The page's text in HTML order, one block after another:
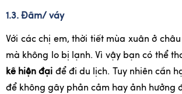
1.3. Đầm/ váy
Với các chị em, thời tiết mùa xuân ở
mà không lo bị lạnh. Vì vậy bạn có thể
kế hiện đại để đi du lịch. Tuy nhiên cần
để không gây phản cảm hay ảnh hưởng